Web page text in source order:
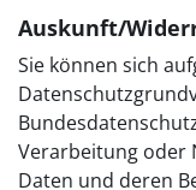
Auskunft/
Sie können sich
Verarbeitung oder
Daten und deren